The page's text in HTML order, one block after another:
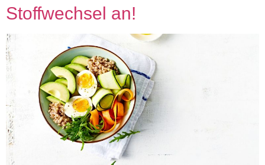
Stoffwechsel an!